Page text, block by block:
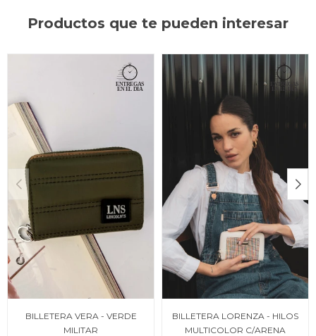
Productos que te pueden interesar
BILLETERA VERA - VERDE
MILITAR
BILLETERA LORENZA - HILOS
MULTICOLOR C/ARENA